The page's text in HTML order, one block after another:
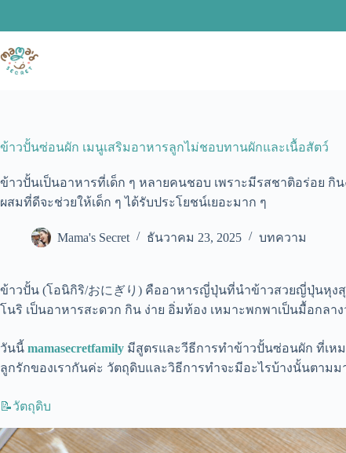
content
ข้าวปั้นซ่อนผัก เมนูเสริมอาหารลูกไม่ชอบทานผักและเนื้อสัตว์
ข้าวปั้นเป็นอาหารที่เด็ก ๆ หลายคนชอบ เพราะมีรสชาติอร่อย กิ
ผสมที่ดีจะช่วยให้เด็ก ๆ ได้รับประโยชน์เยอะมาก ๆ
Mama's Secret ธันวาคม 23, 2025 บทความ
ข้าวปั้น (โอนิกิริ/おにぎり) คืออาหารญี่ปุ่นที่นำข้าวสวยญี่ปุ่นหุงสุ
โนริ เป็นอาหารสะดวก กิน ง่าย อิ่มท้อง เหมาะพกพาเป็นมื้อกลา
วันนี้ mamasecretfamily มีสูตรและวีธีการทำข้าวปั้นซ่อนผัก ที่เห
ลูกรักของเรากันค่ะ วัตถุดิบและวิธีการทำจะมีอะไรบ้างนั้นตามม
📝วัตถุดิบ